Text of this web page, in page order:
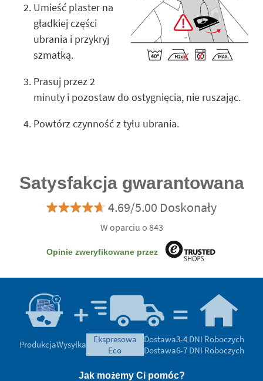
Umieść plaster na
gładkiej części
ubrania i przykryj
szmatką.
Prasuj przez 2
minuty i pozostaw do ostygnięcia, nie ruszając.
Powtórz czynność z tyłu ubrania.
Satysfakcja gwarantowana
4.69/5.00 Doskonały
W oparciu o 843
Opinie zweryfikowane przez
ProdukcjaWysyłka
ekspresowa
eco
Dostawa3-4 DNI Roboczych
Dostawa6-7 DNI Roboczych
Jak możemy Ci pomóc?